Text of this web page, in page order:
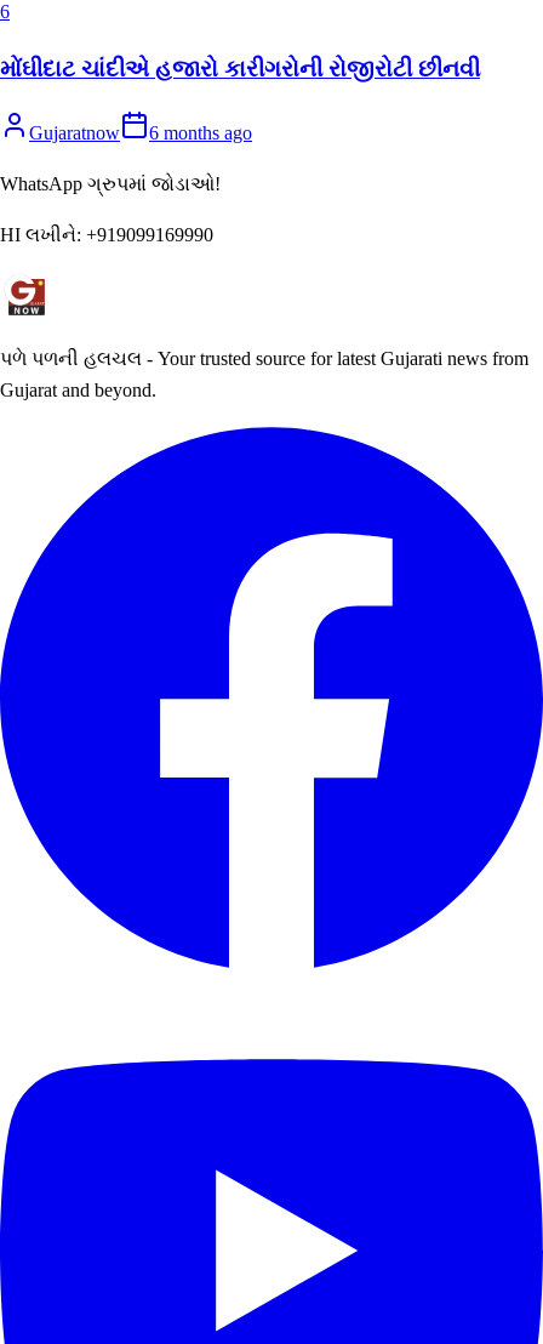
6
મોંઘીદાટ ચાંદીએ હજારો કારીગરોની રોજીરોટી છીનવી
Gujaratnow 6 months ago
WhatsApp ગ્રુપમાં જોડાઓ!
HI લખીને: +919099169990
પળે પળની હલચલ - Your trusted source for latest Gujarati news from
Gujarat and beyond.